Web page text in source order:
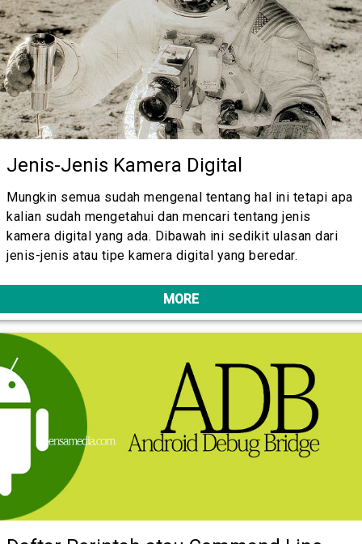
Jenis-Jenis Kamera Digital
Mungkin semua sudah mengenal tentang hal ini tetapi apa
kalian sudah mengetahui dan mencari tentang jenis
kamera digital yang ada. Dibawah ini sedikit ulasan dari
jenis-jenis atau tipe kamera digital yang beredar.
MORE